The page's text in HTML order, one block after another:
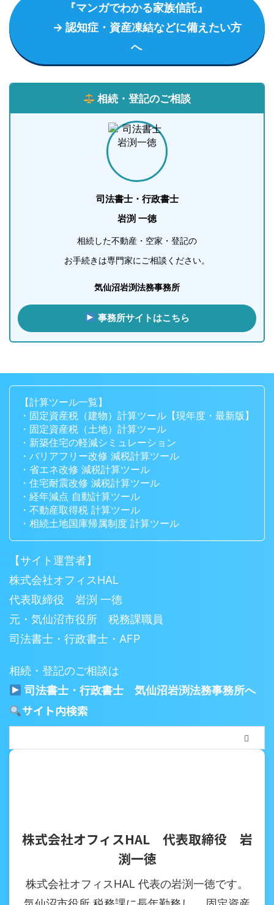
『マンガでわかる家族信託』
→ 認知症・資産凍結などに備えたい方
へ
相続・登記のご相談
司法書士・行政書士
岩渕 一徳
相続した不動産・空家・登記の
お手続きは専門家にご相談ください。
気仙沼岩渕法務事務所
事務所サイトはこちら
【計算ツール一覧】
・固定資産税（建物）計算ツール【現年度・最新版】
・固定資産税（土地）計算ツール
・新築住宅の軽減シミュレーション
・バリアフリー改修 減税計算ツール
・省エネ改修 減税計算ツール
・住宅耐震改修 減税計算ツール
・経年減点 自動計算ツール
・不動産取得税 計算ツール
・相続土地国庫帰属制度 計算ツール
【サイト運営者】
株式会社オフィスHAL
代表取締役 岩渕 一徳
元・気仙沼市役所 税務課職員
司法書士・行政書士・AFP
相続・登記のご相談は
司法書士・行政書士 気仙沼岩渕法務事務所へ
サイト内検索
株式会社オフィスHAL 代表取締役 岩
渕一徳
株式会社オフィスHAL 代表の岩渕一徳です。